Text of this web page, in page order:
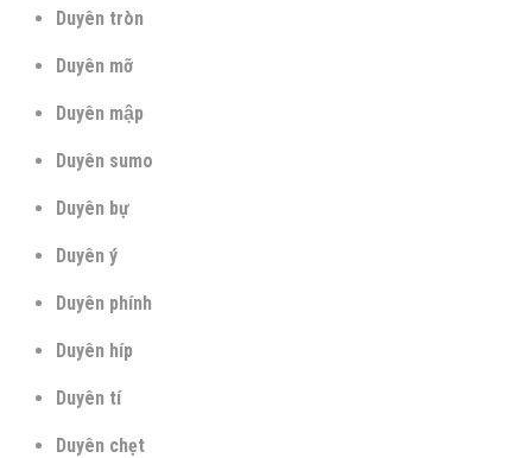
Duyên tròn
Duyên mỡ
Duyên mập
Duyên sumo
Duyên bự
Duyên ý
Duyên phính
Duyên híp
Duyên tí
Duyên chẹt